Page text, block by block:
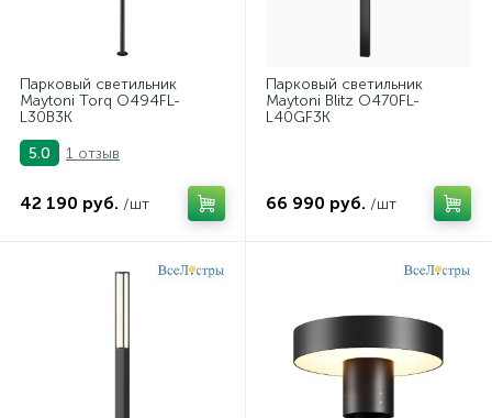
Парковый светильник
Maytoni Torq O494FL-
L30B3K
5.0
1 отзыв
42 190 руб. /шт
Парковый светильник
Maytoni Blitz O470FL-
L40GF3K
66 990 руб. /шт